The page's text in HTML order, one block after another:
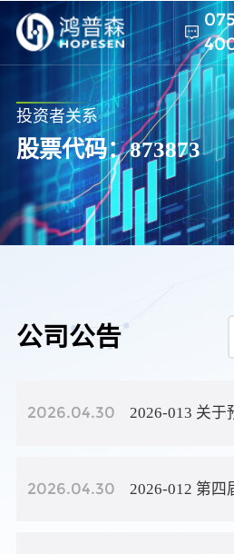
投资者关系
股票代码：873873
向下滚
公司公告
2026.04.30 2026-013 关于预计2026年
2026.04.30 2026-012 第四届监事